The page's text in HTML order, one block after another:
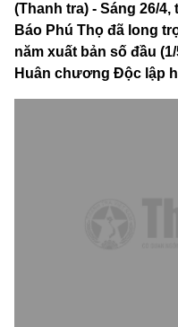
(Thanh tra) - Sáng 26/
Báo Phú Thọ đã long
năm xuất bản số đầu
Huân chương Độc lập